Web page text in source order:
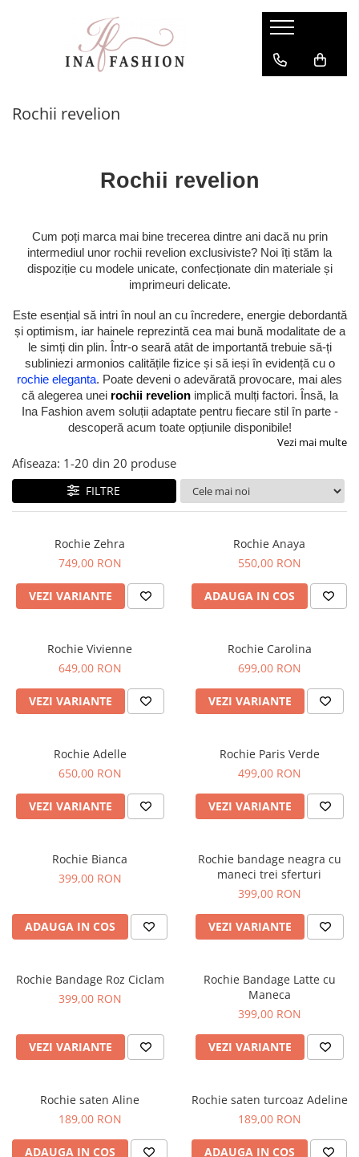
Rochii Dama de Vanzare
Rochii de seara
Rochii revelion
Rochii mulate
Compleuri dama
Compleuri elegante
Rochii revelion
Rochii revelion
Cum poți marca mai bine trecerea dintre ani dacă nu prin
intermediul unor rochii revelion exclusiviste? Noi îți stăm la
dispoziție cu modele unicate, confecționate din materiale și
imprimeuri delicate.
Este esențial să intri în noul an cu încredere, energie debordantă
și optimism, iar hainele reprezintă cea mai bună modalitate de a
le simți din plin. Într-o seară atât de importantă trebuie să-ți
subliniezi armonios calitățile fizice și să ieși în evidență cu o
rochie eleganta. Poate deveni o adevărată provocare, mai ales
că alegerea unei rochii revelion implică mulți factori. Însă, la
Ina Fashion avem soluții adaptate pentru fiecare stil în parte -
descoperă acum toate opțiunile disponibile!
Vezi mai multe
Afiseaza: 1-20 din 20 produse
FILTRE
Rochie Zehra
749,00 RON
VEZI VARIANTE
Rochie Anaya
550,00 RON
ADAUGA IN COS
Rochie Vivienne
649,00 RON
VEZI VARIANTE
Rochie Carolina
699,00 RON
VEZI VARIANTE
Rochie Adelle
650,00 RON
VEZI VARIANTE
Rochie Paris Verde
499,00 RON
VEZI VARIANTE
Rochie Bianca
399,00 RON
ADAUGA IN COS
Rochie bandage neagra cu
maneci trei sferturi
399,00 RON
VEZI VARIANTE
Rochie Bandage Roz Ciclam
399,00 RON
VEZI VARIANTE
Rochie Bandage Latte cu
Maneca
399,00 RON
VEZI VARIANTE
Rochie saten Aline
189,00 RON
ADAUGA IN COS
Rochie saten turcoaz Adeline
189,00 RON
ADAUGA IN COS